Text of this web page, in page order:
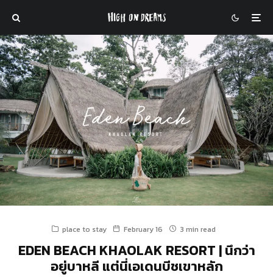
place to stay February 16 3 min read
EDEN BEACH KHAOLAK RESORT | นึกว่า
อยู่บาหลี แต่นี่เอเดนบีชเขาหลัก